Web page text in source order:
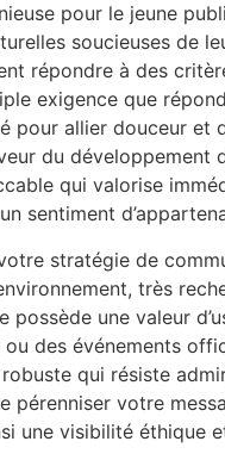
pour le jeune
soucieuses de
répondre à des
exigence que
allier douceur et
du
qui valorise
sentiment
stratégie de
très
une valeur
des événements
qui résiste
pérenniser votre
une visibilité éthique